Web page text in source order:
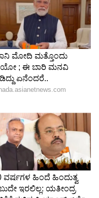
ಆದಾಯದ ಒಂದು
ಅನಾಥಾಶ್ರಮ,
ಆಹಾರ, ಊಟ,
ವಿಶೇಷವಾಗಿ